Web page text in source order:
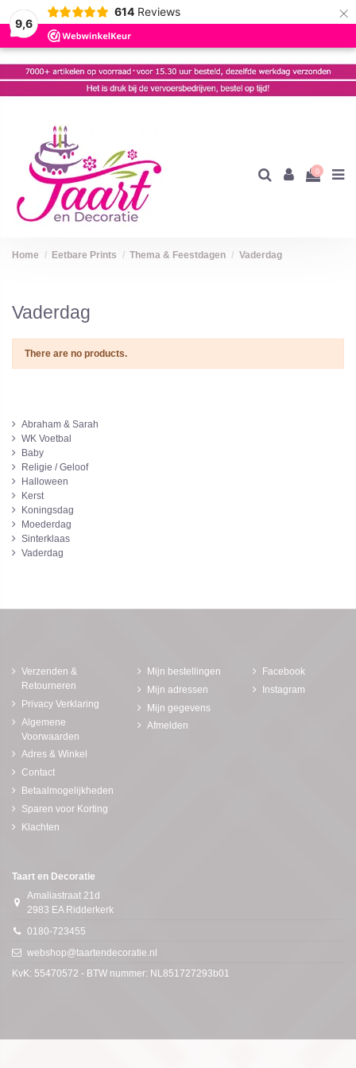
9,6
614 Reviews ×
0
Home Eetbare Prints Thema & Feestdagen Vaderdag
Vaderdag
There are no products.
Abraham & Sarah
WK Voetbal
Baby
Religie / Geloof
Halloween
Kerst
Koningsdag
Moederdag
Sinterklaas
Vaderdag
Verzenden &
Retourneren
Privacy Verklaring
Algemene
Voorwaarden
Adres & Winkel
Contact
Betaalmogelijkheden
Sparen voor Korting
Klachten
Mijn bestellingen
Mijn adressen
Mijn gegevens
Afmelden
Facebook
Instagram
Taart en Decoratie
Amaliastraat 21d
2983 EA Ridderkerk
0180-723455
webshop@taartendecoratie.nl
KvK: 55470572 - BTW nummer: NL851727293b01